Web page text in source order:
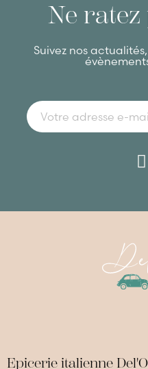
Ne
Suivez nos
Epicerie italienne